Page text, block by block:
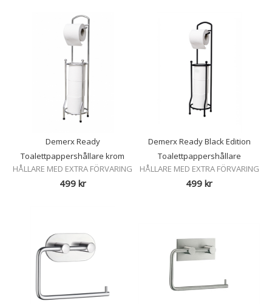
Demerx Ready
Toalettpappershållare krom
HÅLLARE MED EXTRA FÖRVARING
499kr
Demerx Ready Black Edition
Toalettpappershållare
HÅLLARE MED EXTRA FÖRVARING
499 kr